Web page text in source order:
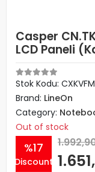
Casper
LCD Paneli
Stok Kodu:
Brand: LineOn
Category:
Out of stock
%17
Discount